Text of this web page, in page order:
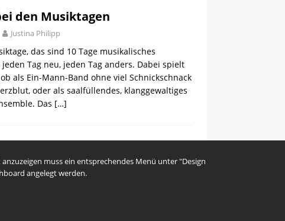
den Musiktagen
Justina Philipp
das sind 10 Tage musikalisches
Tag neu, jeden Tag anders. Dabei spielt
als Ein-Mann-Band ohne viel Schnickschnack
oder als saalfüllendes, klanggewaltiges
Das […]
muss ein entsprechendes Menü unter "Design
angelegt werden.